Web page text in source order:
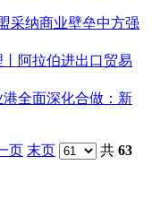
采纳商业壁垒中方强
阿拉伯进出口贸易
全面深化合做：新
页 末页 共 63